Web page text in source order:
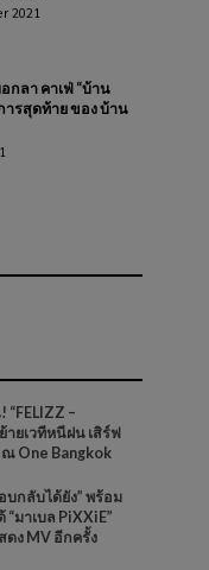
2021
กลา คาเฟ่ “บ้าน
ารสุดท้าย ของ บ้าน
–
ายเวทีหนีฝน เสิร์ฟ
One Bangkok
บกลับได้ยัง” พร้อม
“มาเบล PiXXiE”
ดง MV อีกครั้ง